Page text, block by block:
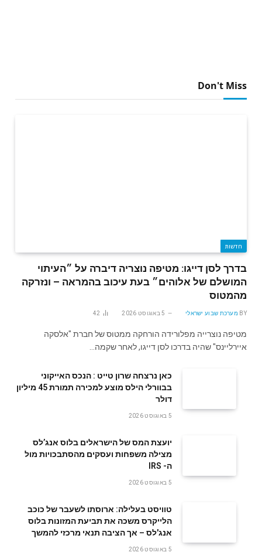
Don't Miss
חדשות
בדרך לסן דייגו: מטיפה נוצריה דיברה על ״העיתוי
המושלם של אלוהים״ בעת עיכוב בהמראה – ונזרקה
מהמטוס
BY מערכת שבוע ישראלי 5 באוגוסט 2026 42
מטיפה נוצרייה מפלורידה הורחקה ממטוס של חברת "אלסקה
איירליינס" שהיה בדרכו לסן דייגו, לאחר שקמה…
‬דולר
5 באוגוסט 2026
‬ה- IRS
5 באוגוסט 2026
טוויסט בעלילה: ארוסתו לשעבר של כוכב
הלייקרס משכה את תביעת המזונות בלוס
אנג'לס – אך הציבה תנאי מרכזי להמשך
5 באוגוסט 2026